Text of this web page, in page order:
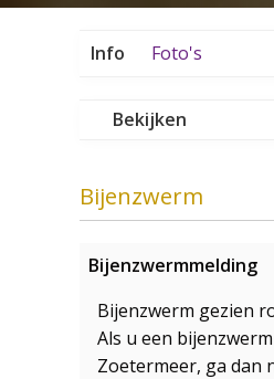
Info Foto's
Bekijken
Bijenzwerm
Bijenzwermmelding
Bijenzwerm gezien
Als u een
Zoetermeer, ga dan